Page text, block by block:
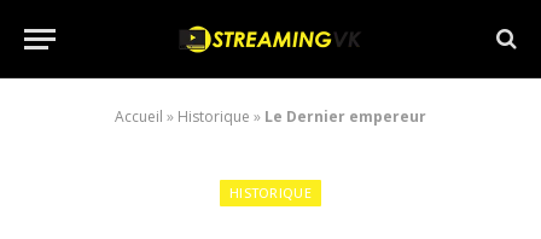
Accueil » Historique » Le Dernier empereur
HISTORIQUE